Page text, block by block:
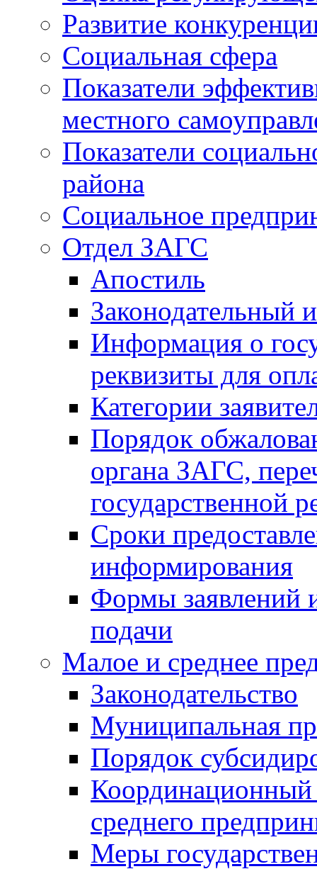
Развитие
Социальная сфера
Показатели
местного
Показатели
района
Социальное
Отдел ЗАГС
Апостиль
Законодательный
Информация о
реквизиты для
Категории
Порядок
органа ЗАГС,
государственной
Сроки
информирования
Формы заявлений
подачи
Малое и среднее
Законодательство
Муниципальная
Порядок
Координационный
среднего
Меры